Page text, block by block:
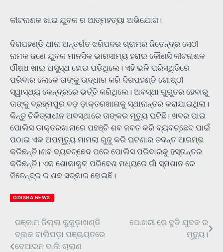
କୀଟନାଶକ ଖାଇ ଯୁବକ ର ଆତ୍ମହତ୍ୟା ଅଭିଯୋଗ।
ଦିଗପହଣ୍ଡି ଥାନା ଅନ୍ତର୍ଗତ ଝରିପଦର ଗ୍ରାମର ଜିତେନ୍ଦ୍ର ସେଠୀ
ନାମକ ଜଣେ ଯୁବକ ମାନସିକ ଭାରସାମ୍ୟ ହରାଇ କୌଣସି କୀଟନାଶକ
ଔଷଧ ଖାଇ ଅସୁସ୍ଥ ହୋଇ ପଡିଥିଲେ। ଏହି ଭଳି ପରିସ୍ଥିତିରେ
ପରିବାର ଲୋକେ ତାଙ୍କୁ ଉଦ୍ଧାର କରି ଦିଗପହଣ୍ଡି ଗୋଷ୍ଠୀ
ସ୍ୱାସ୍ଥ୍ୟ କେନ୍ଦ୍ରରେ ଭର୍ତ୍ତି କରିଥିଲେ। ଅବସ୍ଥା ଗୁରୁତର ହେବାରୁ
ତାଙ୍କୁ ବ୍ରହ୍ମପୁର ବଡ଼ ଡ଼ାକ୍ତରଖାନାକୁ ସ୍ଥାନାନ୍ତର କରାଯାଇଥିଲା।
କିନ୍ତୁ ଚିକିତ୍ସାଧୀନ ଅବସ୍ଥାରେ ତାଙ୍କର ମୃତ୍ୟୁ ଘଟିଛି। ଖବର ପାଇ
ପୋଲିସ ଡାକ୍ତରଖାନାରେ ପହଞ୍ଚି ଶବ ଜବତ କରି ବ୍ୟବଚ୍ଛେଦ ପାଇଁ
ପଠାଇ ଏକ ଅପମୃତ୍ୟୁ ମାମଲା ରୁଜୁ କରି ଘଟଣାର ତଦନ୍ତ ଆରମ୍ଭ
କରିଛନ୍ତି।ଶବ ବ୍ୟବଚ୍ଛେଦ ପରେ ପୋଲିସ ପରିବାରକୁ ହସ୍ତାନ୍ତର
କରିଛନ୍ତି। ଏକ ଶୋକାକୁଳ ପରିବେଶ ମଧ୍ୟରେ ଗାଁ ସ୍ମଶାନ ରେ
ଜିତେନ୍ଦ୍ର ର ଶବ ସତ୍କାର ହୋଇଛି।
ODISHA NEWS
Post
navigation
ଗଞ୍ଜାମ ଜିଲ୍ଲା କୁକୁଡ଼ାଖଣ୍ଡି
ବ୍ଲକ ବାଲିପଡ଼ା ପଞ୍ଚାୟତରେ
ବେଆଇନ ବାଲି ଚାଲାଣ
ପୋଖରୀ ରେ ବୁଡି ଯୁବକ ର
ମୃତ୍ୟୁ।